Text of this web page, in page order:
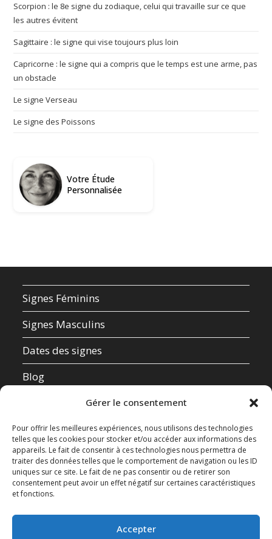
Gérer le consentement
Pour offrir les meilleures expériences, nous utilisons des technologies
telles que les cookies pour stocker et/ou accéder aux informations des
appareils. Le fait de consentir à ces technologies nous permettra de
traiter des données telles que le comportement de navigation ou les ID
uniques sur ce site. Le fait de ne pas consentir ou de retirer son
consentement peut avoir un effet négatif sur certaines caractéristiques
et fonctions.
Accepter
Scorpion : le 8e signe du zodiaque, celui qui travaille sur ce que
les autres évitent
Sagittaire : le signe qui vise toujours plus loin
Capricorne : le signe qui a compris que le temps est une arme, pas
un obstacle
Le signe Verseau
Le signe des Poissons
Votre Étude
Personnalisée
Signes Féminins
Signes Masculins
Dates des signes
Blog
Mentions Légales
Données Personnelles
Contact